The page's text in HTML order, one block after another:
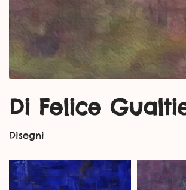
Di Felice
Disegni